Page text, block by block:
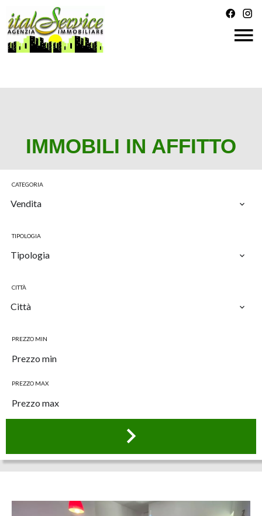
IMMOBILI IN AFFITTO
CATEGORIA
Vendita
TIPOLOGIA
Tipologia
CITTÀ
Città
PREZZO MIN
PREZZO MAX